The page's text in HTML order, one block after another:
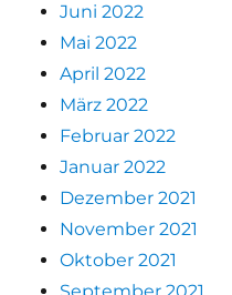
Juni 2022
Mai 2022
April 2022
März 2022
Februar 2022
Januar 2022
Dezember 2021
November 2021
Oktober 2021